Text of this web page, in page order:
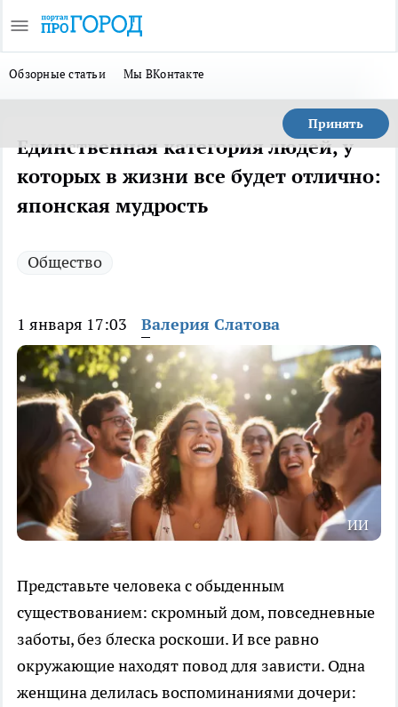
Обзорные статьи Мы ВКонтакте
Принять
Единственная категория людей, у
которых в жизни все будет отлично:
японская мудрость
Общество
1 января 17:03 Валерия Слатова
ИИ
Представьте человека с обыденным
существованием: скромный дом, повседневные
заботы, без блеска роскоши. И все равно
окружающие находят повод для зависти. Одна
женщина делилась воспоминаниями дочери: